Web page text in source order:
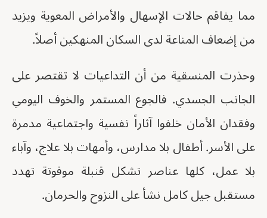
مما يفاقم حالات الإسهال والأمراض المعوية ويزيد
من إضعاف المناعة لدى السكان المنهكين أصلاً.
وحذرت المنسقية من أن التداعيات لا تقتصر على
الجانب الجسدي. فالجوع المستمر والخوف اليومي
وفقدان الأمان خلفوا آثاراً نفسية واجتماعية مدمرة
على الأسر. أطفال بلا مدارس، وأمهات بلا علاج، وآباء
بلا عمل، كلها عناصر تشكل قنبلة موقوتة تهدد
مستقبل جيل كامل نشأ على النزوح والحرمان.